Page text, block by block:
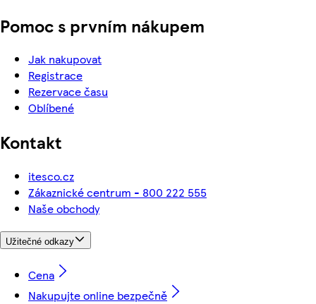
Pomoc s prvním nákupem
Jak nakupovat
Registrace
Rezervace času
Oblíbené
Kontakt
itesco.cz
Zákaznické centrum - 800 222 555
Naše obchody
Užitečné odkazy
Cena
Nakupujte online bezpečně